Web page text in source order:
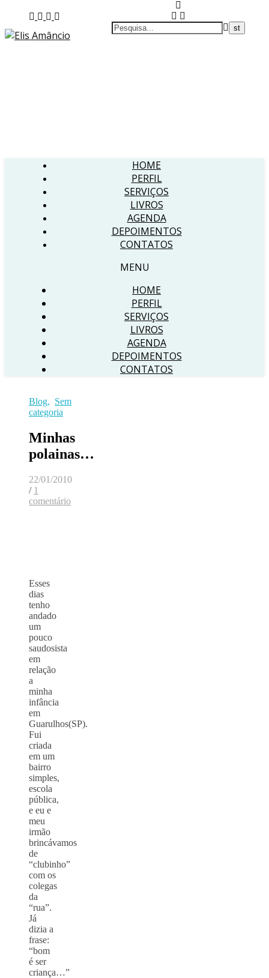
HOME
PERFIL
SERVIÇOS
LIVROS
AGENDA
DEPOIMENTOS
CONTATOS
MENU
HOME
PERFIL
SERVIÇOS
LIVROS
AGENDA
DEPOIMENTOS
CONTATOS
Blog, Sem
categoria
Minhas
polainas…
22/01/2010
/ 1
comentário
Esses
dias
tenho
andado
um
pouco
saudosista
em
relação
a
minha
infância
em
Guarulhos(SP).
Fui
criada
em um
bairro
simples,
escola
pública,
e eu e
meu
irmão
brincávamos
de
“clubinho”
com os
colegas
da
“rua”.
Já
dizia a
frase:
“bom
é ser
criança…”